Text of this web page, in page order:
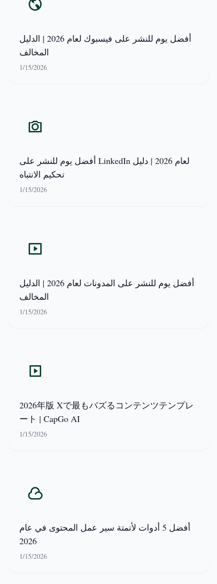
أفضل يوم للنشر على فيسبوك لعام 2026 | الدليل
المخالف
1/15/2026
أفضل يوم للنشر على LinkedIn لعام 2026 | دليل
تحكيم الانتباه
1/15/2026
أفضل يوم للنشر على المدونات لعام 2026 | الدليل
المخالف
1/15/2026
2026年版 Xで最もバズるコンテンツテンプレ
ート | CapGo AI
1/15/2026
أفضل 5 أدوات لأتمتة سير عمل المحتوى في عام
2026
1/15/2026